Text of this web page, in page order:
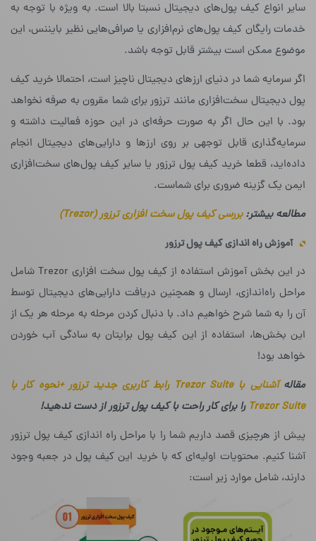
سایر انواع کیف پول‌های دیجیتال نسبتا بالا است. به ویژه با توجه به
خدمات رایگان کیف پول‌های نرم‌افزاری یا صرافی‌هایی نظیر بایننس، این
موضوع ممکن است بیشتر قابل توجه باشد.
اگر سرمایه شما در دنیای ارزهای دیجیتال ناچیز است، احتمالا خرید کیف
پول دیجیتال سخت‌افزاری مانند ترزور برای شما مقرون به صرفه نخواهد
بود. با این حال اگر به صورت حرفه‌ای در این حوزه فعالیت داشته و
سرمایه‌گذاری قابل توجهی بر روی ارزها و دارایی‌های دیجیتال انجام
داده‌اید، قطعا خرید کیف پول ترزور یا سایر کیف پول‌های سخت‌افزاری
ایمن یک گزینه ضروری برای شماست.
مطالعه بیشتر:بررسی کیف پول سخت افزاری ترزور (Trezor)
آموزش راه اندازی کیف پول ترزور
در این بخش آموزش استفاده از کیف پول سخت افزاری Trezor شامل
مراحل راه‌اندازی، ارسال و همچنین دریافت دارایی‌های دیجیتال توسط
آن را به شما شرح خواهیم داد. با دنبال کردن مرحله به مرحله هر یک از
این بخش‌ها، استفاده از این کیف پول برایتان به سادگی آب خوردن
خواهد بود!
مقاله
آشنایی با Trezor Suite رابط کاربری جدید ترزور +نحوه کار با
Trezor Suite را برای کار راحت با کیف پول ترزور از دست ندهید!
پیش از هرچیزی قصد داریم شما را با مراحل راه اندازی کیف پول ترزور
آشنا کنیم. محتویات اولیه‌ای که با خرید این کیف پول در جعبه وجود
دارند، شامل موارد زیر است: